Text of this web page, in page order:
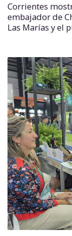
Corrientes
embajador de
Las Marías y el